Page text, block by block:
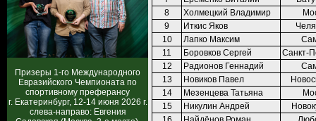
Призеры 1-го Международного
Евразийского Чемпионата по
спортивному преферансу
г. Екатеринбург, 12-14 июня 2026 г.
слева-направо: Евгения
8
Холмецкий Владимир
9
Иткис Яков
10
Лапко Максим
11
Боровков Сергей
Санкт-
12
Радионов Геннадий
13
Новиков Павел
14
Мезенцева Татьяна
15
Никулин Андрей